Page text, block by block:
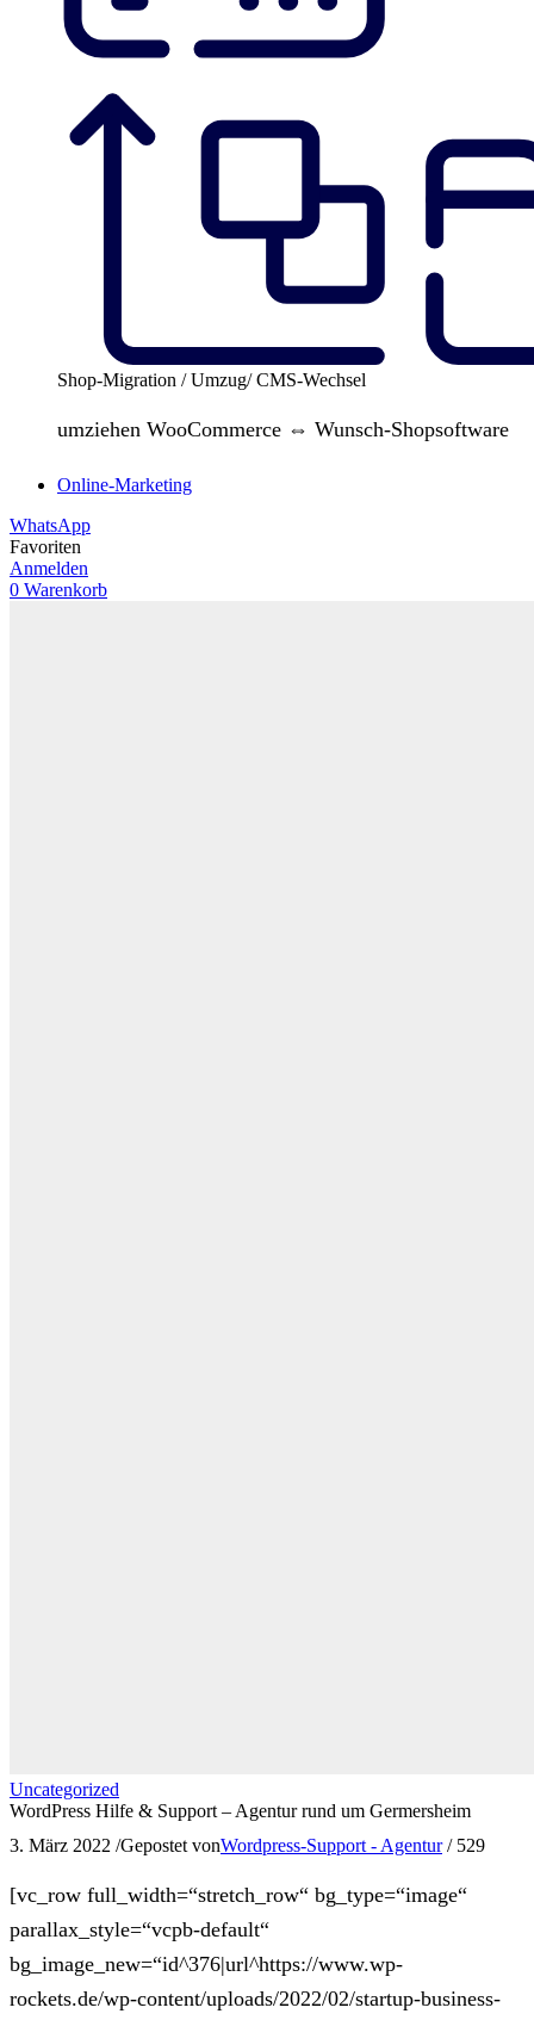
Shop-Migration / Umzug/ CMS-Wechsel
umziehen WooCommerce ⇔ Wunsch-Shopsoftware
Online-Marketing
WhatsApp
Favoriten
Anmelden
0 Warenkorb
Uncategorized
WordPress Hilfe & Support – Agentur rund um Germersheim
3. März 2022 /Gepostet vonWordpress-Support - Agentur / 529
[vc_row full_width=“stretch_row“ bg_type=“image“
parallax_style=“vcpb-default“
bg_image_new=“id^376|url^https://www.wp-
rockets.de/wp-content/uploads/2022/02/startup-business-